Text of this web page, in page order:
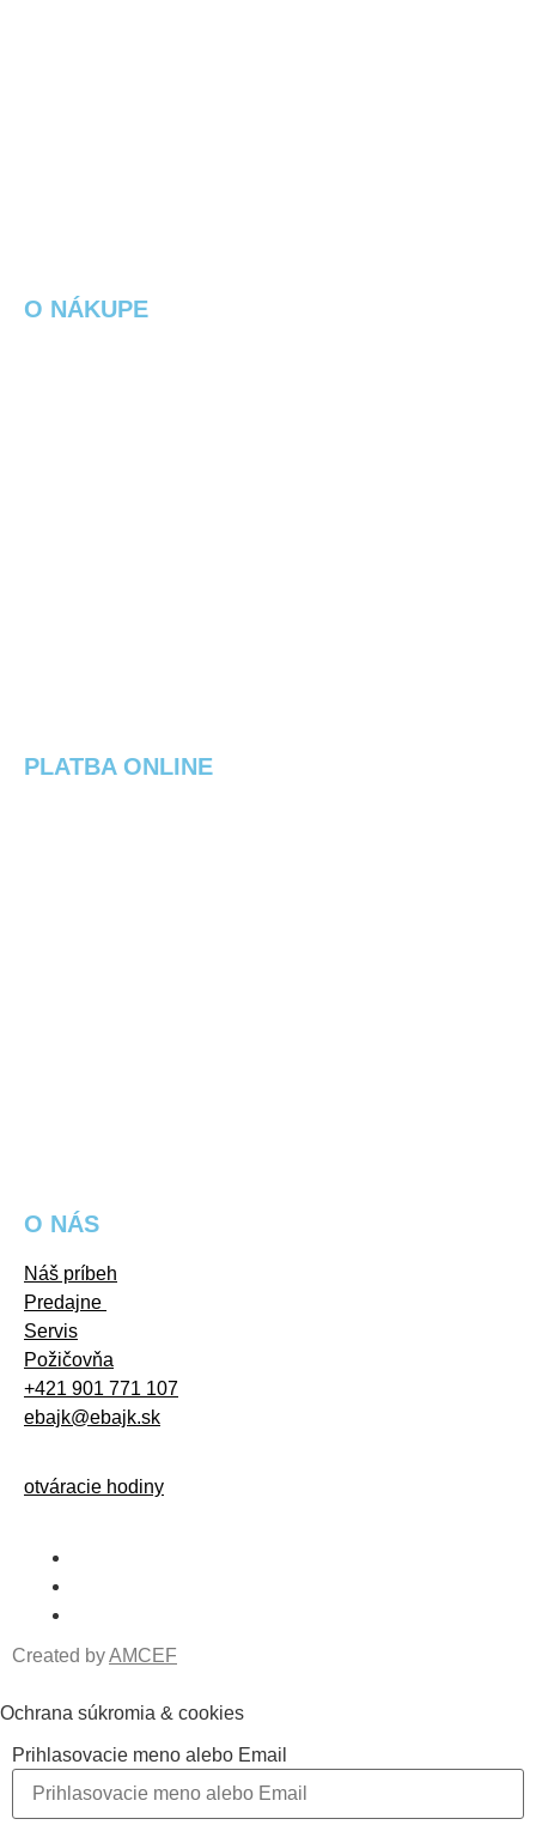
O NÁKUPE
PLATBA ONLINE
O NÁS
Náš príbeh
Predajne
Servis
Požičovňa
+421 901 771 107
ebajk@ebajk.sk
otváracie hodiny
Created byAMCEF
Ochrana súkromia & cookies
Prihlasovacie meno alebo Email